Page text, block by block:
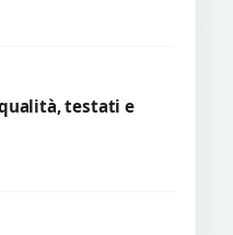
testati e